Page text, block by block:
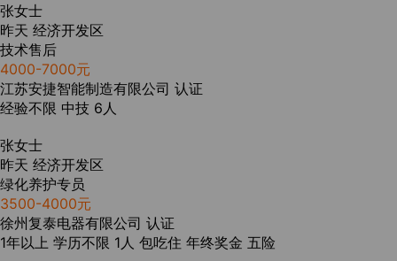
张女士
昨天 经济开发区
技术售后
4000-7000元
江苏安捷智能制造有限公司 认证
经验不限 中技 6人
张女士
昨天 经济开发区
绿化养护专员
3500-4000元
徐州复泰电器有限公司 认证
1年以上 学历不限 1人 包吃住 年终奖金 五险